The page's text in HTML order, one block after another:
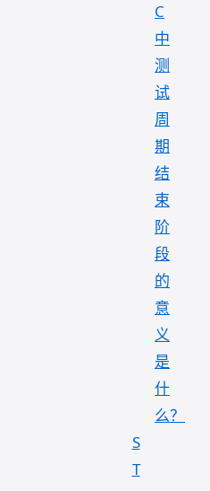
C
中
测
试
周
期
结
束
阶
段
的
意
义
是
什
么？
S
T